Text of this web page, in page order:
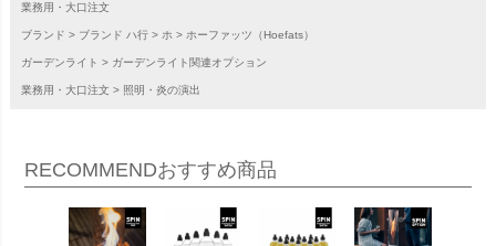
業務用・大口注文
ブランド ブランド ハ行 ホ ホーファッツ（Hoefats）
ガーデンライト ガーデンライト関連オプション
業務用・大口注文 照明・炎の演出
RECOMMENDおすすめ商品